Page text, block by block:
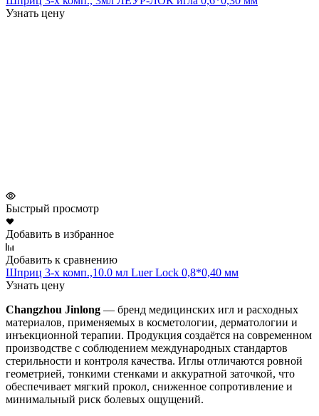
Узнать цену
Быстрый просмотр
Добавить в избранное
Добавить к сравнению
Шприц 3-х комп.,10.0 мл Luer Lock 0,8*0,40 мм
Узнать цену
Changzhou Jinlong — бренд медицинских игл и расходных
материалов, применяемых в косметологии, дерматологии и
инъекционной терапии. Продукция создаётся на современном
производстве с соблюдением международных стандартов
стерильности и контроля качества. Иглы отличаются ровной
геометрией, тонкими стенками и аккуратной заточкой, что
обеспечивает мягкий прокол, сниженное сопротивление и
минимальный риск болевых ощущений.